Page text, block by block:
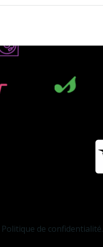
Politique de confidentialité.